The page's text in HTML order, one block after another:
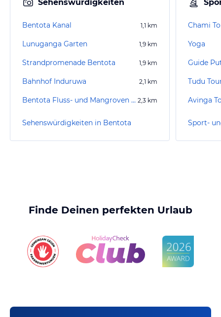
Sehenswürdigkeiten
Bentota Kanal 1,1 km
Lunuganga Garten 1,9 km
Strandpromenade Bentota 1,9 km
Bahnhof Induruwa 2,1 km
Bentota Fluss- und Mangroven Tour 2,3 km
Sehenswürdigkeiten in Bentota
Chami
Yoga
Guide
Tudu
Avinga
Finde Deinen perfekten Urlaub